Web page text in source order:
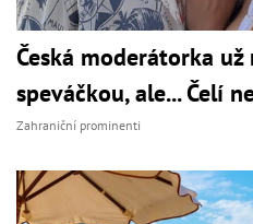
Česká moderátorka
speváčkou, ale... Čelí
Zahraniční prominenti